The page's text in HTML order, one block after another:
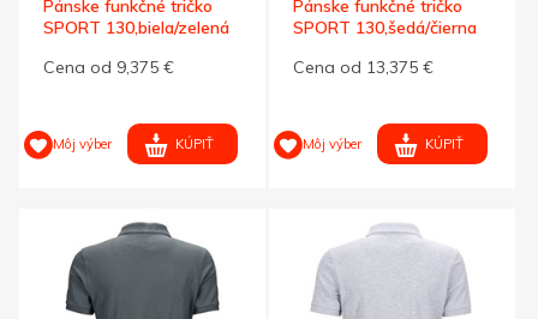
Pánske funkčné tričko
SPORT 130,biela/zelená
Cena od 9,375 €
Môj výber KÚPIŤ
Pánske funkčné tričko
SPORT 130,šedá/čierna
Cena od 13,375 €
Môj výber KÚPIŤ